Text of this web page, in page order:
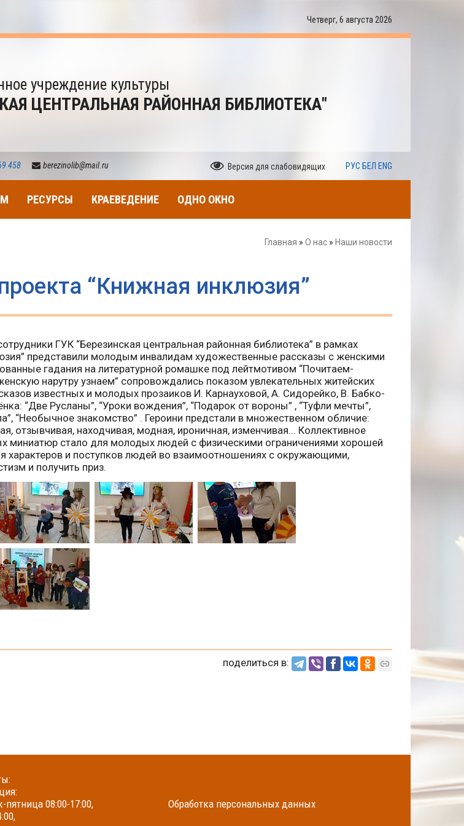
Четверг, 6 августа 2026
учреждение культуры
ЦЕНТРАЛЬНАЯ РАЙОННАЯ БИБЛИОТЕКА"
458 berezinolib@mail.ru Версия для слабовидящих РУС БЕЛ ENG
РЕСУРСЫ КРАЕВЕДЕНИЕ ОДНО ОКНО
Главная » О нас » Наши новости
“Книжная инклюзия”
ГУК “Березинская центральная районная библиотека” в рамках
представили молодым инвалидам художественные рассказы с женскими
гадания на литературной ромашке под лейтмотивом “Почитаем-
нарутру узнаем” сопровождались показом увлекательных житейских
известных и молодых прозаиков И. Карнауховой, А. Сидорейко, В. Бабко-
“Две Русланы”, “Уроки вождения”, “Подарок от вороны” , “Туфли мечты”,
“Необычное знакомство” . Героини предстали в множественном обличие:
отзывчивая, находчивая, модная, ироничная, изменчивая... Коллективное
миниатюр стало для молодых людей с физическими ограничениями хорошей
характеров и поступков людей во взаимоотношениях с окружающими,
и получить приз.
поделиться в:
пятница 08:00-17:00,
Обработка персональных данных